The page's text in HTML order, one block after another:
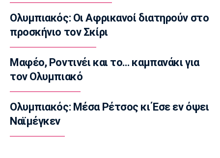
Παγκόσμιο Πρωτάθλημα Κ20: Ατομικό ρεκόρ
η Γέρου, το πάλεψε η Πάσιου
23:08
Ποδόσφαιρο - Διεθνή
Παρί Σεν Ζερμέν: Ισόπαλο το φιλικό με τη
Μάντσεστερ Γιουνάιτεντ
22:55
Σκωτία: «Δύο στα δύο» η Σεντ Μίρεν, πρώτη
νίκη για Νταντί
Ολυμπιακός: Οι Αφρικανοί διατηρούν στο
προσκήνιο τον Σκίρι
Μαφέο, Ροντινέι και το… καμπανάκι για
τον Ολυμπιακό
Ολυμπιακός: Μέσα Ρέτσος κι Έσε εν όψει
Ναϊμέγκεν